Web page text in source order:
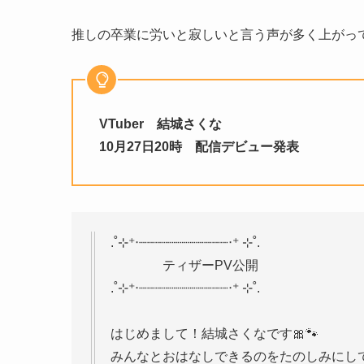
推しの卒業に労いと寂しいと言う声が多く上がっ
VTuber 結城さくな
10月27日20時 配信デビュー発表
.˚⊹⁺‧┈┈┈┈┈┈┈┈┈┈┈‧⁺ ⊹˚.
ティザーPV公開
.˚⊹⁺‧┈┈┈┈┈┈┈┈┈┈┈‧⁺ ⊹˚.
はじめまして！結城さくなです🎀🐾
みんなとおはなしできるのをたのしみにし